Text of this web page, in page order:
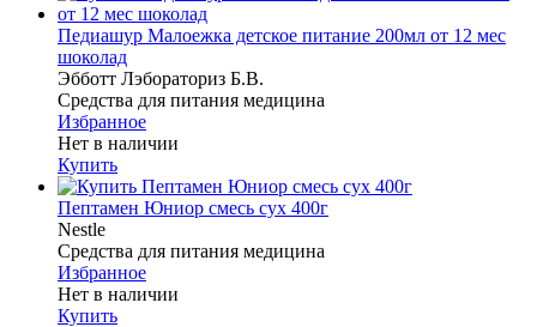
Педиашур Малоежка детское питание 200мл от 12 мес
шоколад
Эбботт Лэбораториз Б.В.
Средства для питания медицина
Избранное
Нет в наличии
Купить
Пептамен Юниор смесь сух 400г
Nestle
Средства для питания медицина
Избранное
Нет в наличии
Купить